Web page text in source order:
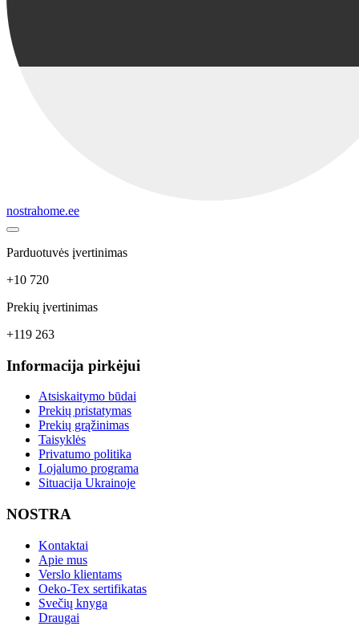
nostrahome.ee
Parduotuvės įvertinimas
+10 720
Prekių įvertinimas
+119 263
Informacija pirkėjui
Atsiskaitymo būdai
Prekių pristatymas
Prekių grąžinimas
Taisyklės
Privatumo politika
Lojalumo programa
Situacija Ukrainoje
NOSTRA
Kontaktai
Apie mus
Verslo klientams
Oeko-Tex sertifikatas
Svečių knyga
Draugai